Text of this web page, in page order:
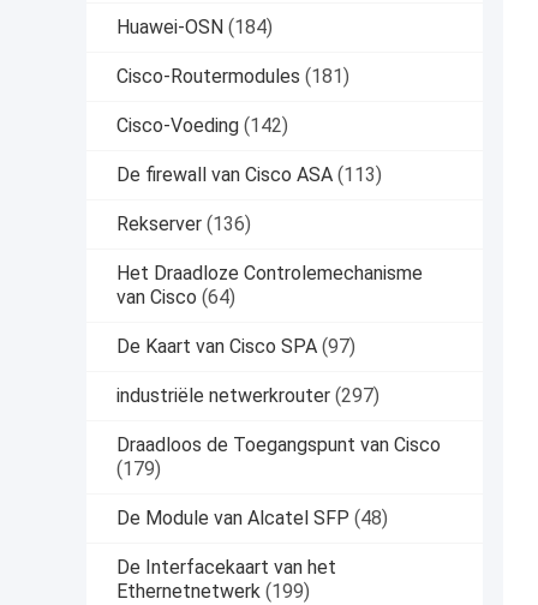
Huawei-OSN (184)
Cisco-Routermodules (181)
Cisco-Voeding (142)
De firewall van Cisco ASA (113)
Rekserver (136)
Het Draadloze Controlemechanisme
van Cisco (64)
De Kaart van Cisco SPA (97)
industriële netwerkrouter (297)
Draadloos de Toegangspunt van Cisco
(179)
De Module van Alcatel SFP (48)
De Interfacekaart van het
Ethernetnetwerk (199)